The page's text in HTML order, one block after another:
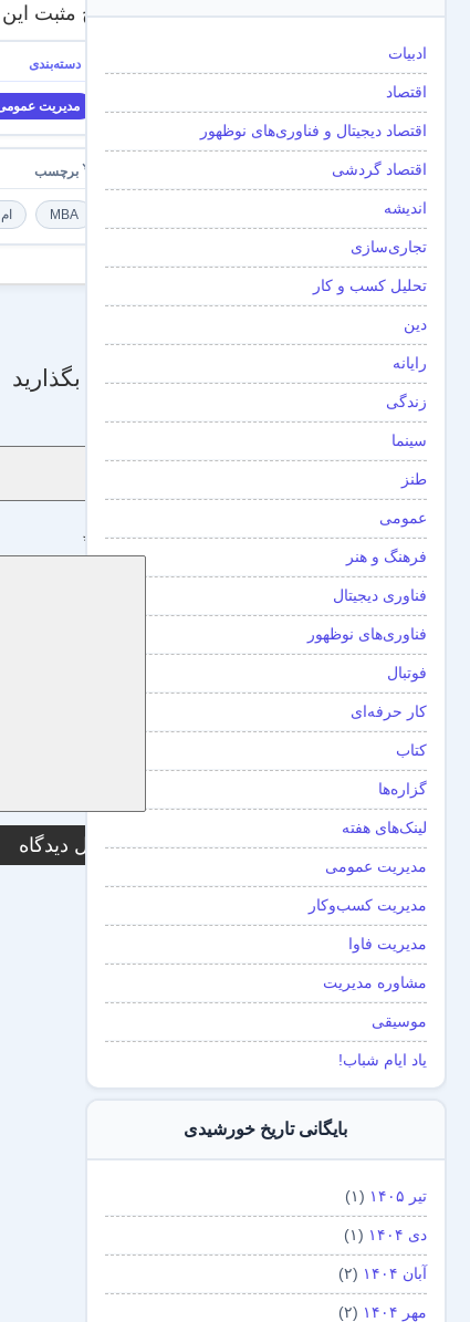
نتایج مثبت
مدیریت
MBA
دیدگاه بگذارید
دیدگاه *
ادبیات
اقتصاد
اقتصاد دیجیتال و فناوری‌های نوظهور
اقتصاد گردشی
اندیشه
تجاری‌سازی
تحلیل کسب و کار
دین
رایانه
زندگی
سینما
طنز
عمومی
فرهنگ و هنر
فناوری دیجیتال
فناوری‌های نوظهور
فوتبال
کار حرفه‌ای
کتاب
گزاره‌ها
لینک‌های هفته
مدیریت عمومی
مدیریت کسب‌و‌کار
مدیریت فاوا
مشاوره مدیریت
موسیقی
یاد ایام شباب!
بایگانی تاریخ خورشیدی
تیر ۱۴۰۵ (۱)
دی ۱۴۰۴ (۱)
آبان ۱۴۰۴ (۲)
مهر ۱۴۰۴ (۲)